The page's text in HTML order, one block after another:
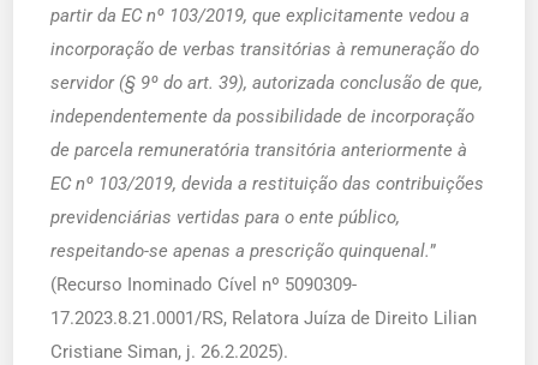
partir da EC nº 103/2019, que explicitamente vedou a
incorporação de verbas transitórias à remuneração do
servidor (§ 9º do art. 39), autorizada conclusão de que,
independentemente da possibilidade de incorporação
de parcela remuneratória transitória anteriormente à
EC nº 103/2019, devida a restituição das contribuições
previdenciárias vertidas para o ente público,
respeitando-se apenas a prescrição quinquenal.”
(Recurso Inominado Cível nº 5090309-
17.2023.8.21.0001/RS, Relatora Juíza de Direito Lilian
Cristiane Siman, j. 26.2.2025).